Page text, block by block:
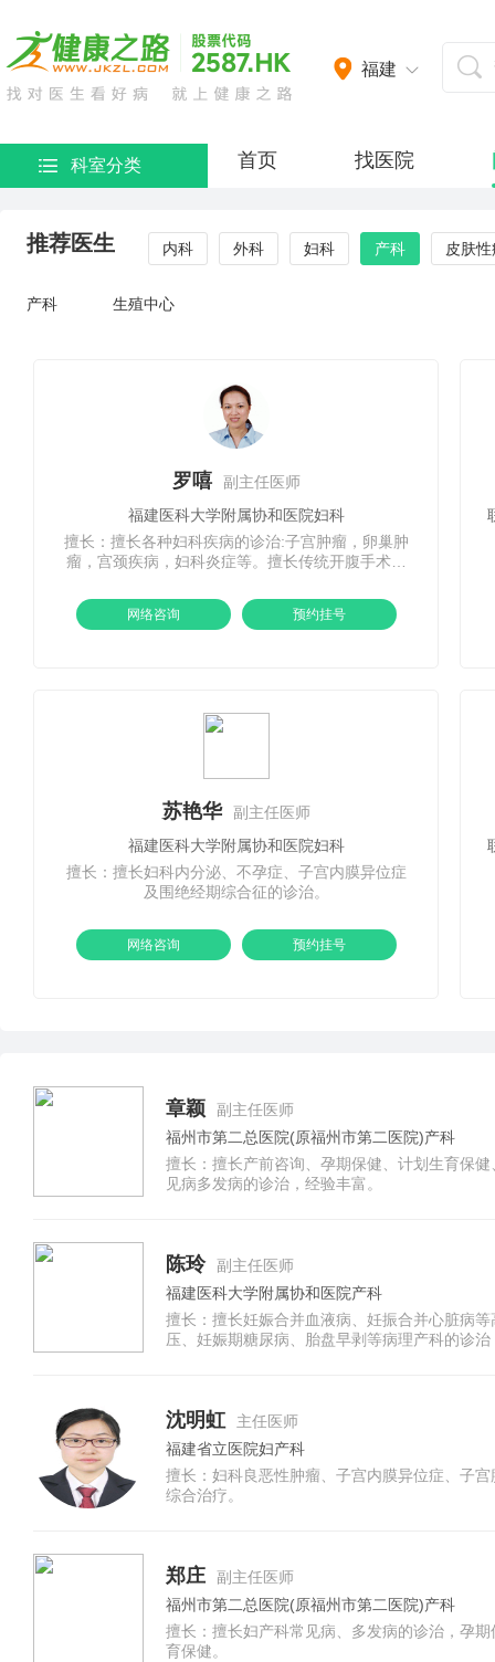
福建
科室分类 首页 找医院
推荐医生 内科 外科 妇科 产科 皮肤
产科 生殖中心
罗嘻
副主任医师
福建医科大学附属协和医院妇科
擅长：擅长各种妇科疾病的诊治:子宫肿瘤，卵巢肿
瘤，宫颈疾病，妇科炎症等。擅长传统开腹手术及
产科危重症的诊治及遗传咨询。
网络咨询 预约挂号
苏艳华
副主任医师
福建医科大学附属协和医院妇科
擅长：擅长妇科内分泌、不孕症、子宫内膜异位症
及围绝经期综合征的诊治。
网络咨询 预约挂号
章颖
副主任医师
福州市第二总医院(原福州市第二医院)产科
擅长：擅长产前咨询、孕期保健、计划生育保
见病多发病的诊治，经验丰富。
陈玲
副主任医师
福建医科大学附属协和医院产科
擅长：擅长妊娠合并血液病、妊振合并心脏病
压、妊娠期糖尿病、胎盘早剥等病理产科的诊
沈明虹
主任医师
福建省立医院妇产科
擅长：妇科良恶性肿瘤、子宫内膜异位症、子
综合治疗。
郑庄
副主任医师
福州市第二总医院(原福州市第二医院)产科
擅长：擅长妇产科常见病、多发病的诊治，孕
育保健。